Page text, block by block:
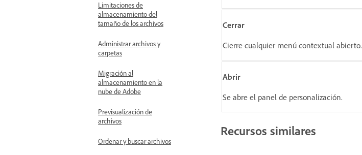
Limitaciones de
almacenamiento del
tamaño de los archivos
Administrar archivos y
carpetas
Migración al
almacenamiento en la
nube de Adobe
Previsualización de
archivos
Ordenar y buscar archivos
Cerrar
Cierre cualquier menú contextual abierto.
Abrir
Se abre el panel de personalización.
Recursos similares